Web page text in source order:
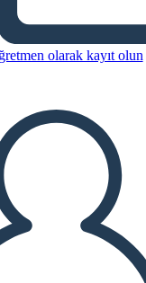
olarak kayıt olun
6 Hücre